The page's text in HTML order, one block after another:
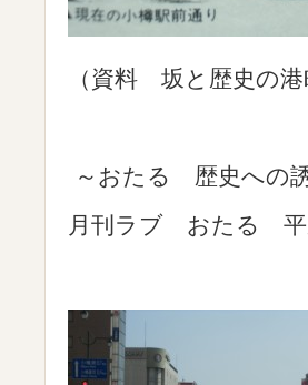
（資料 坂と歴史の
～おたる 歴史への
月刊ラブ おたる 平